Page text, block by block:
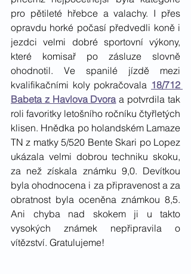
pro pětileté hřebce a valachy. I přes
opravdu horké počasí předvedli koně i
jezdci velmi dobré sportovní výkony,
které komisař po zásluze slovně
ohodnotil. Ve spanilé jízdě mezi
kvalifikačními koly pokračovala 18/712
Babeta z Havlova Dvora a potvrdila tak
roli favoritky letošního ročníku čtyřletých
klisen. Hnědka po holandském Lamaze
TN z matky 5/520 Bente Skari po Lopez
ukázala velmi dobrou techniku skoku,
za než získala známku 9,0. Devítkou
byla ohodnocena i za připravenost a za
obratnost byla oceněna známkou 8,5.
Ani chyba nad skokem ji u takto
vysokých známek nepřipravila o
vítězství. Gratulujeme!